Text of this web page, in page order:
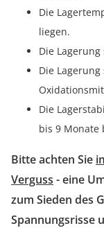
Die
liegen.
Die
Die
Die
bis 9 Monate
Bitte achten Sie
Verguss - eine
zum Sieden des
Spannungsrisse